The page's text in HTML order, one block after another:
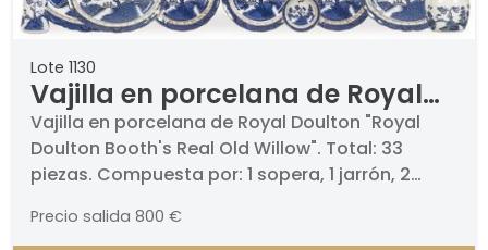
Lote 1130
Vajilla en porcelana de Royal
Doulton "Royal Doulton Booth's
Real Old Willow". Total
Vajilla en porcelana de Royal Doulton "Royal
Doulton Booth's Real Old Willow". Total: 33
piezas. Compuesta por: 1 sopera, 1 jarrón, 2
fuente ovalada grande, 2 fuentes ovaladas
Precio salida 800 €